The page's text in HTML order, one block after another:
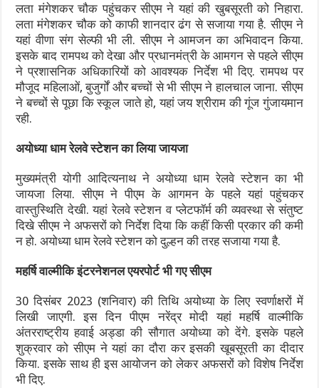
लता मंगेशकर चौक पहुंचकर सीएम ने यहां की खुबसूरती को निहारा.
लता मंगेशकर चौक को काफी शानदार ढंग से सजाया गया है. सीएम ने
यहां वीणा संग सेल्फी भी ली. सीएम ने आमजन का अभिवादन किया.
इसके बाद रामपथ को देखा और प्रधानमंत्री के आमगन से पहले सीएम
ने प्रशासनिक अधिकारियों को आवश्यक निर्देश भी दिए. रामपथ पर
मौजूद महिलाओं, बुजुर्गों और बच्चों से भी सीएम ने हालचाल जाना. सीएम
ने बच्चों से पूछा कि स्कूल जाते हो, यहां जय श्रीराम की गूंज गुंजायमान
रही.
अयोध्या धाम रेलवे स्टेशन का लिया जायजा
मुख्यमंत्री योगी आदित्यनाथ ने अयोध्या धाम रेलवे स्टेशन का भी
जायजा लिया. सीएम ने पीएम के आगमन के पहले यहां पहुंचकर
वास्तुस्थिति देखी. यहां रेलवे स्टेशन व प्लेटफॉर्म की व्यवस्था से संतुष्ट
दिखे सीएम ने अफसरों को निर्देश दिया कि कहीं किसी प्रकार की कमी
न हो. अयोध्या धाम रेलवे स्टेशन को दुल्हन की तरह सजाया गया है.
महर्षि वाल्मीकि इंटरनेशनल एयरपोर्ट भी गए सीएम
30 दिसंबर 2023 (शनिवार) की तिथि अयोध्या के लिए स्वर्णाक्षरों में
लिखी जाएगी. इस दिन पीएम नरेंद्र मोदी यहां महर्षि वाल्मीकि
अंतरराष्ट्रीय हवाई अड्डा की सौगात अयोध्या को देंगे. इसके पहले
शुक्रवार को सीएम ने यहां का दौरा कर इसकी खूबसूरती का दीदार
किया. इसके साथ ही इस आयोजन को लेकर अफसरों को विशेष निर्देश
भी दिए.